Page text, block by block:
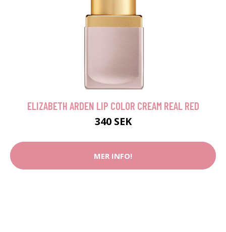
ELIZABETH ARDEN LIP COLOR CREAM REAL RED
340 SEK
MER INFO!